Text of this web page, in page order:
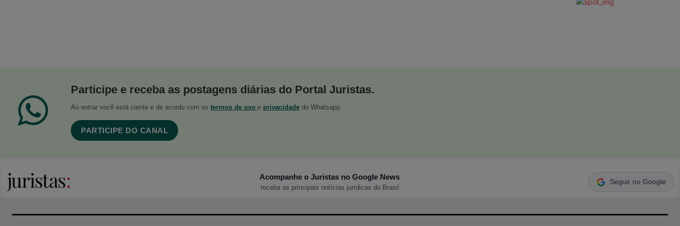
Participe e receba as postagens diárias do Portal Juristas.
Ao entrar você está ciente e de acordo com os termos de uso e privacidade do Whatsapp.
PARTICIPE DO CANAL
Acompanhe o Juristas no Google News
receba as principais notícias jurídicas do Brasil
Seguir no Google